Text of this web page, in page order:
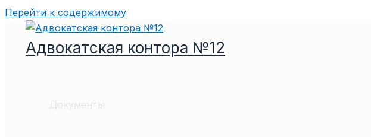
Перейти к содержимому
Адвокатская контора №12